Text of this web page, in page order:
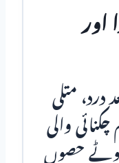
اور
درد، متلی
والی
حصوں